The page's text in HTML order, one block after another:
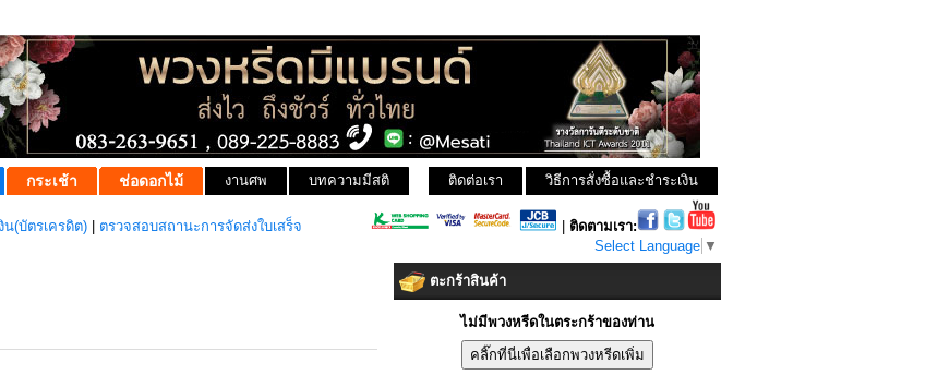
กระเช้า ช่อดอกไม้ งานศพ บทความมีสติ วิธีการสั่งซื้อและชำระเงิน
ติดต่อเรา
น(บัตรเครดิต) ตรวจสอบสถานะการจัดส่งใบเสร็จ
ติดตามเรา:
Select Language ▼
ตะกร้าสินค้า
ไม่มีพวงหรีดในตระกร้าของท่าน